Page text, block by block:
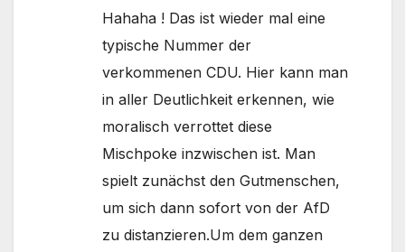
Hahaha ! Das ist wieder mal eine
typische Nummer der
verkommenen CDU. Hier kann man
in aller Deutlichkeit erkennen, wie
moralisch verrottet diese
Mischpoke inzwischen ist. Man
spielt zunächst den Gutmenschen,
um sich dann sofort von der AfD
zu distanzieren.Um dem ganzen